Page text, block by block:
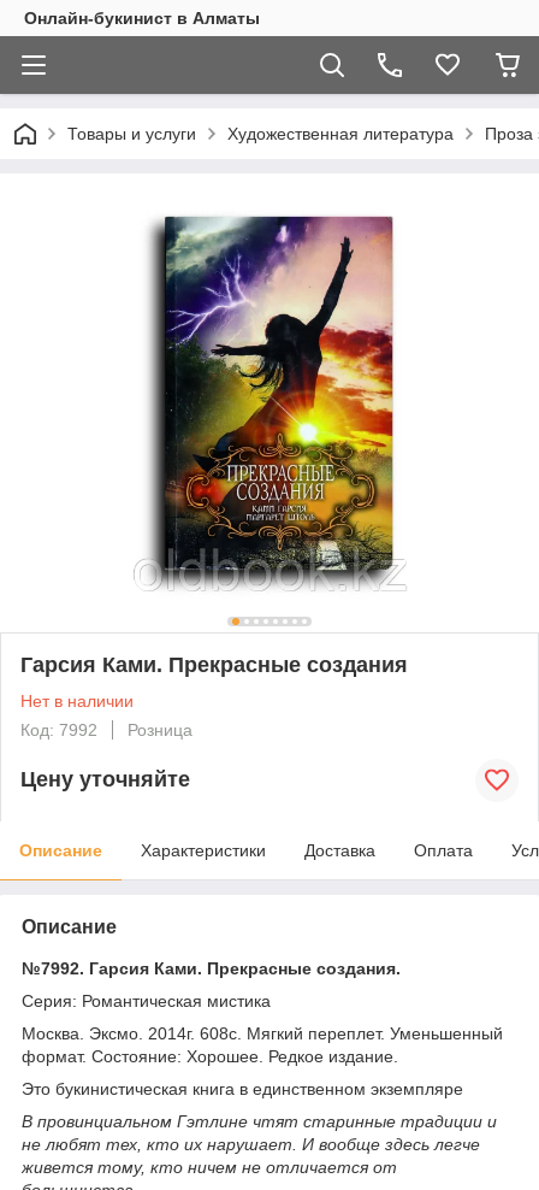
Онлайн-букинист в Алматы
Товары и услуги Художественная литература Проза
Гарсия Ками. Прекрасные создания
Нет в наличии
Код: 7992
Розница
Цену уточняйте
Описание Характеристики Доставка Оплата
Описание
№7992. Гарсия Ками. Прекрасные создания.
Серия: Романтическая мистика
Москва. Эксмо. 2014г. 608с. Мягкий переплет. Уменьшенный
формат. Состояние: Хорошее. Редкое издание.
Это букинистическая книга в единственном экземпляре
В провинциальном Гэтлине чтят старинные традиции и
не любят тех, кто их нарушает. И вообще здесь легче
живется тому, кто ничем не отличается от